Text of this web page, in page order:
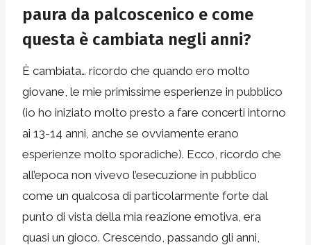
paura da palcoscenico e come
questa è cambiata negli anni?
È cambiata… ricordo che quando ero molto
giovane, le mie primissime esperienze in pubblico
(io ho iniziato molto presto a fare concerti intorno
ai 13-14 anni, anche se ovviamente erano
esperienze molto sporadiche). Ecco, ricordo che
all’epoca non vivevo l’esecuzione in pubblico
come un qualcosa di particolarmente forte dal
punto di vista della mia reazione emotiva, era
quasi un gioco. Crescendo, passando gli anni,